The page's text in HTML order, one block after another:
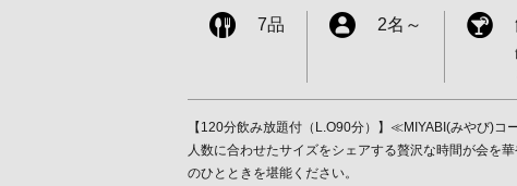
7品 2名 ～
【120分飲み放題付（L.O90分）】≪MIYABI(みやび)
人数に合わせたサイズをシェアする贅沢な時間が会を
のひとときを堪能ください。